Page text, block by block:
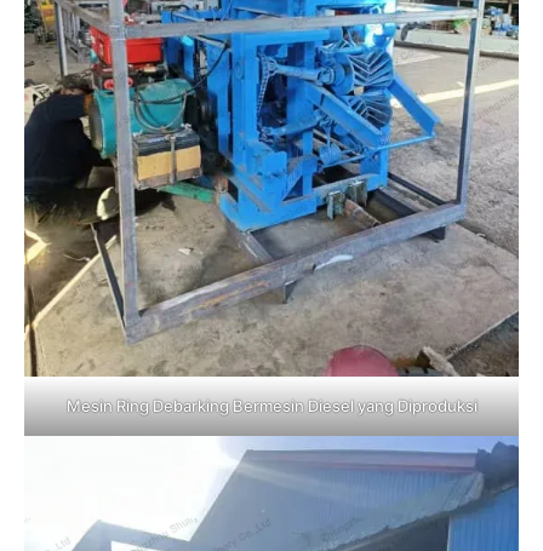
Mesin Ring Debarking Bermesin Diesel yang Diproduksi